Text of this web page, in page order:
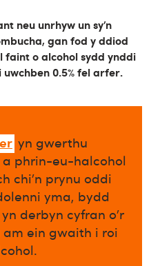
neu unrhyw un sy’n
gan fod y ddiod
faint o alcohol sydd ynddi
0.5% fel arfer.
yn gwerthu
phrin-eu-halcohol
chi’n prynu oddi
yma, bydd
derbyn cyfran o’r
ein gwaith i roi